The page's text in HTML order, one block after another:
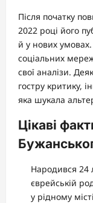
Після початку
2022 році його
й у нових
соціальних
свої аналізи.
гостру критику,
яка шукала
Цікаві
Народився 24
єврейській
у рідному